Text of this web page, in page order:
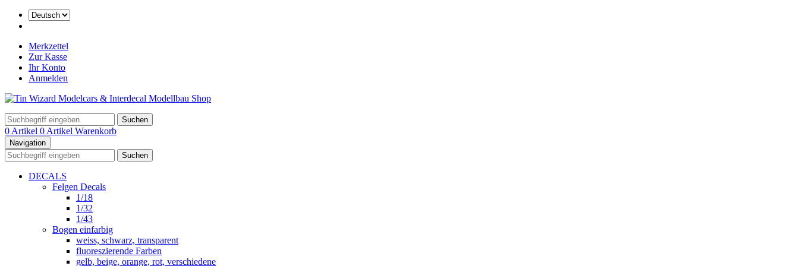
Merkzettel
Zur Kasse
Ihr Konto
Anmelden
Suchen
0 Artikel 0 Artikel Warenkorb
Navigation
Suchen
DECALS
Felgen Decals
1/18
1/32
1/43
Bogen einfarbig
weiss, schwarz, transparent
fluoreszierende Farben
gelb, beige, orange, rot, verschiedene